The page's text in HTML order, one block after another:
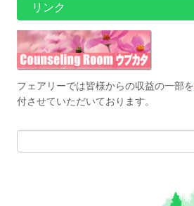
リンク
フェアリーでは皆様からの収益の一部を
付させていただいております。
索: